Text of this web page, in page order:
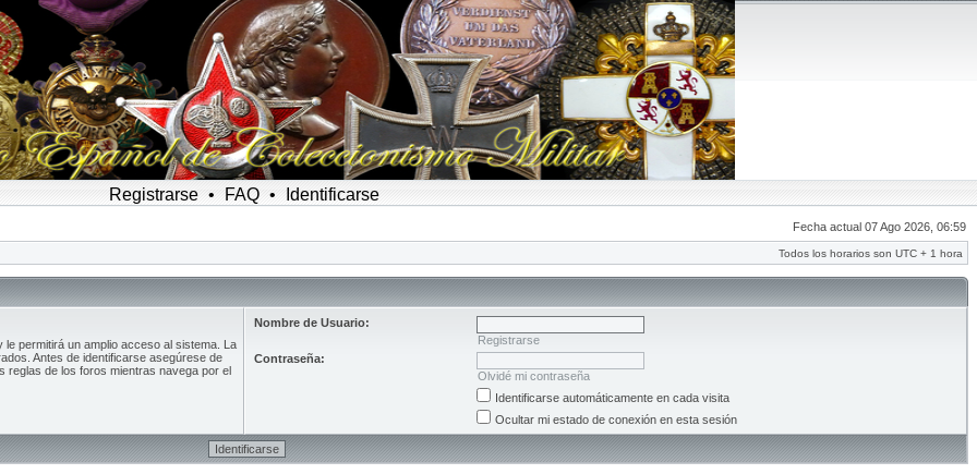
Registrarse • FAQ • Identificarse
Fecha actual 07 Ago 2026, 06:59
Todos los horarios son UTC + 1 hora
permitirá un amplio acceso al sistema. La
Antes de identificarse asegúrese de
reglas de los foros mientras navega por el
Nombre de Usuario:
Registrarse
Contraseña:
Olvidé mi contraseña
Identificarse automáticamente en cada visita
Ocultar mi estado de conexión en esta sesión